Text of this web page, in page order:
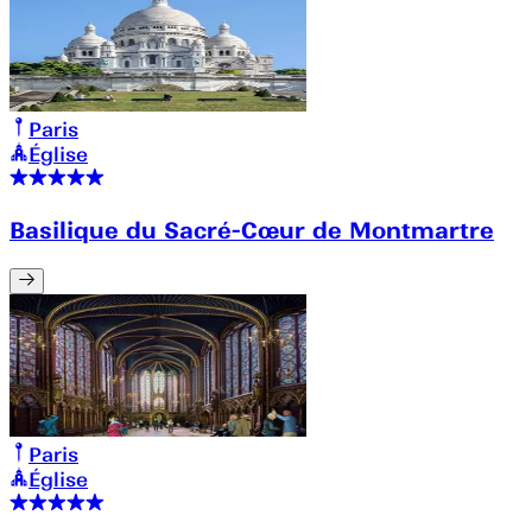
Paris
Église
Basilique du Sacré-Cœur de Montmartre
Paris
Église